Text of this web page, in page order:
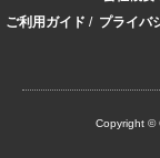
ご利用ガイド / プライバ
Copyright ©